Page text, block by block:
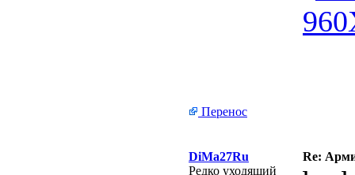
Перенос
DiMa27Ru
Re:
Редко уходящий